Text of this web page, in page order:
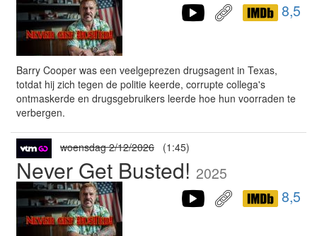
8,5
Barry Cooper was een veelgeprezen drugsagent in Texas,
totdat hij zich tegen de politie keerde, corrupte collega's
ontmaskerde en drugsgebruikers leerde hoe hun voorraden te
verbergen.
woensdag 2/12/2026 (1:45)
Never Get Busted! 2025
8,5